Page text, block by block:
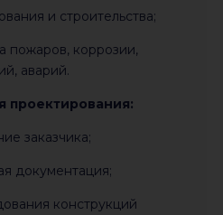
и строительства;
пожаров, коррозии,
аварий.
проектирования:
заказчика;
документация;
конструкций